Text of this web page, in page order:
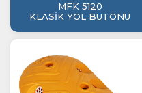
MFK 5120
KLASİK YOL BUTONU